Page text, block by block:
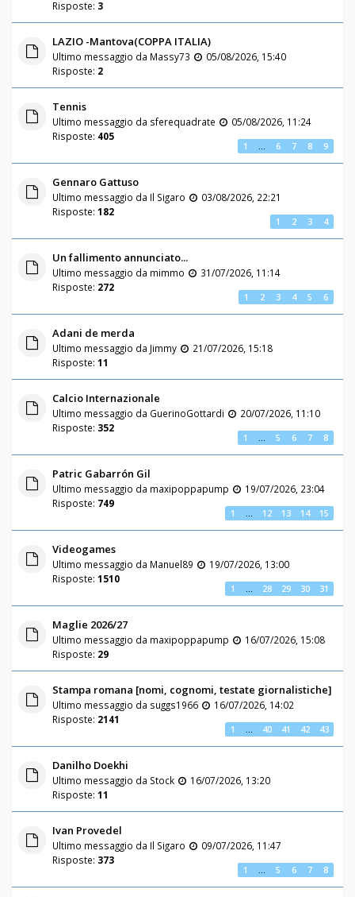
Risposte: 3
LAZIO -Mantova(COPPA ITALIA)
Ultimo messaggio da Massy73
05/08/2026, 15:40
Risposte: 2
Tennis
Ultimo messaggio da sferequadrate
05/08/2026, 11:24
Risposte: 405
1 6 7 8 9
Gennaro Gattuso
Ultimo messaggio da Il Sigaro
03/08/2026, 22:21
Risposte: 182
1 2 3 4
Un fallimento annunciato...
Ultimo messaggio da mimmo
31/07/2026, 11:14
Risposte: 272
1 2 3 4 5 6
Adani de merda
Ultimo messaggio da Jimmy
21/07/2026, 15:18
Risposte: 11
Calcio Internazionale
Ultimo messaggio da GuerinoGottardi
20/07/2026, 11:10
Risposte: 352
1 5 6 7 8
Patric Gabarrón Gil
Ultimo messaggio da maxipoppapump
19/07/2026, 23:04
Risposte: 749
1 12 13 14 15
Videogames
Ultimo messaggio da Manuel89
19/07/2026, 13:00
Risposte: 1510
1 28 29 30 31
Maglie 2026/27
Ultimo messaggio da maxipoppapump
16/07/2026, 15:08
Risposte: 29
Stampa romana [nomi, cognomi, testate giornalistiche]
Ultimo messaggio da suggs1966
16/07/2026, 14:02
Risposte: 2141
1 40 41 42 43
Danilho Doekhi
Ultimo messaggio da Stock
16/07/2026, 13:20
Risposte: 11
Ivan Provedel
Ultimo messaggio da Il Sigaro
09/07/2026, 11:47
Risposte: 373
1 5 6 7 8